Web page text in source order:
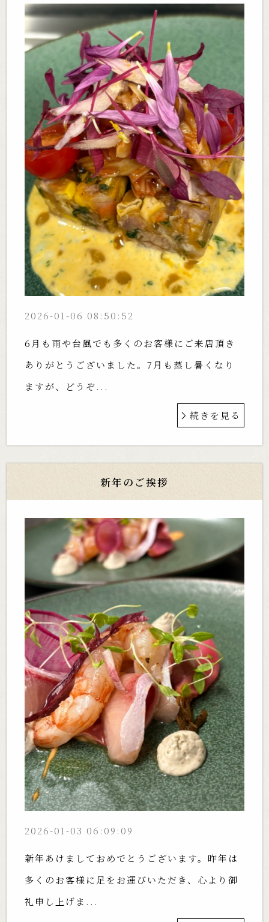
2026-01-06 08:50:52
6月も雨や台風でも多くのお客様にご来店頂き
ありがとうございました。7月も蒸し暑くなり
ますが、どうぞ...
続きを見る
新年のご挨拶
2026-01-03 06:09:09
新年あけましておめでとうございます。昨年は
多くのお客様に足をお運びいただき、心より御
礼申し上げま...